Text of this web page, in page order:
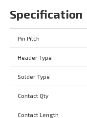
Specification
Pin Pitch
Header Type
Solder Type
Contact Qty
Contact Length